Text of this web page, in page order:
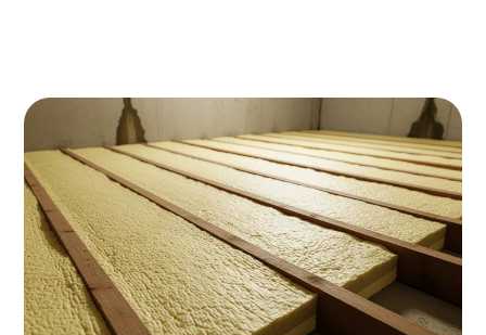
Kruipruimte-isolatie in Amersfoort kan je
energierekening met €200-400 per jaar verlagen.
Met de huidige energieprijzen verdien je je
investering van €800-1200 binnen 3-4 jaar terug.
Plus: je kunt €500-700 subsidie krijgen via de ISDE-
regeling!